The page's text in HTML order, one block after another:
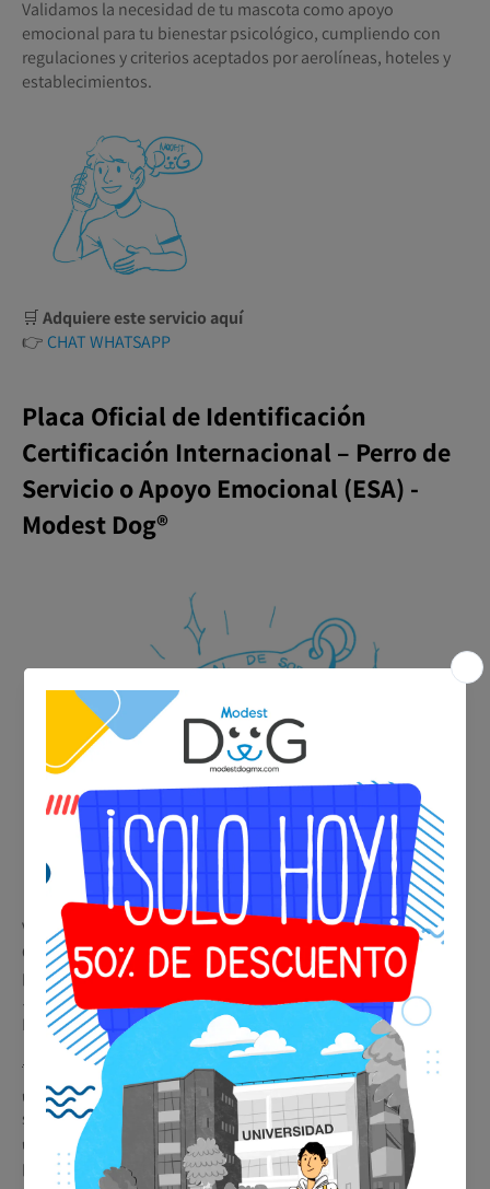
Validamos la necesidad de tu mascota como apoyo
emocional para tu bienestar psicológico, cumpliendo con
regulaciones y criterios aceptados por aerolíneas, hoteles y
establecimientos.
🛒Adquiere este servicio aquí
👉 CHAT WHATSAPP
Placa Oficial de Identificación
Certificación Internacional – Perro de
Servicio o Apoyo Emocional (ESA) -
Modest Dog®️
Viaja, vive y muévete con tu perro sin barreras. Con laPlaca
Oficial Internacional de Modest Dog®️, tendrás un distintivo
premium que respalda a tu compañero como Perro de
Servicio
Animal de Apoyo Emocional (ESA), reconocido en
México y el mundo.
🐾
Beneficios de tu placa ESA o de Servicio
✔️ Identificación inmediata y profesional en cualquier
situación
✔️ Aceptada en aerolíneas, hoteles, restaurantes y espacios
públicos